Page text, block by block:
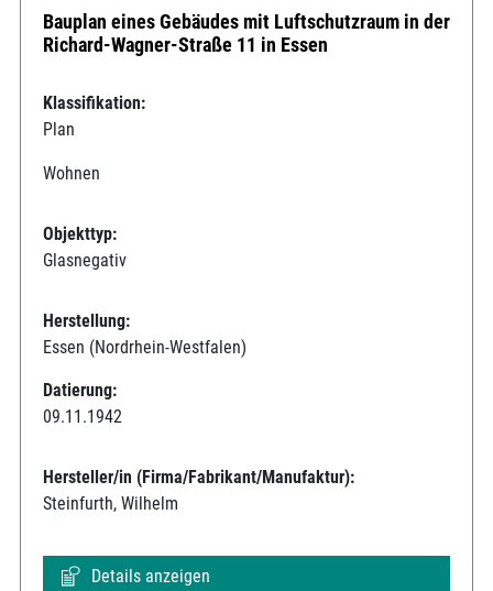
Bauplan eines Gebäudes mit Luftschutzraum in der
Richard-Wagner-Straße 11 in Essen
Klassifikation:
Plan
Wohnen
Objekttyp:
Glasnegativ
Herstellung:
Essen (Nordrhein-Westfalen)
Datierung:
09.11.1942
Hersteller/in (Firma/Fabrikant/Manufaktur):
Steinfurth, Wilhelm
Details anzeigen